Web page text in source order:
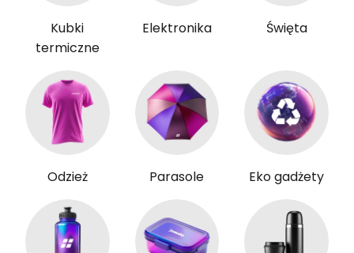
Kubki
termiczne
Elektronika Święta
Odzież Parasole Eko gadżety